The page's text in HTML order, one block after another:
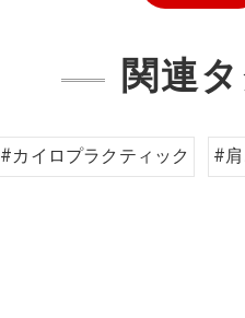
関連
#カイロプラクティック #